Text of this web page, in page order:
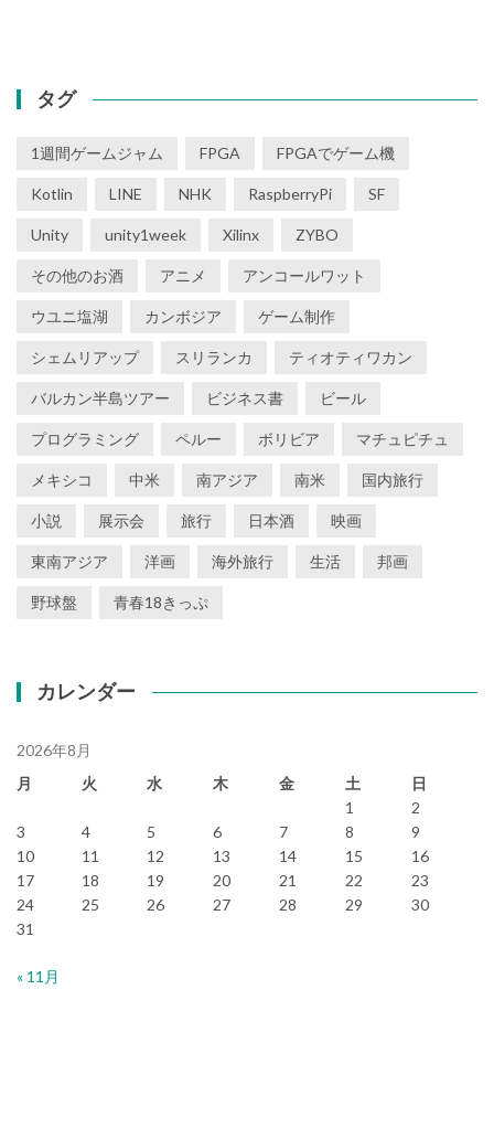
タグ
1週間ゲームジャム FPGA FPGAでゲーム機
Kotlin LINE NHK RaspberryPi SF
Unity unity1week Xilinx ZYBO
その他のお酒 アニメ アンコールワット
ウユニ塩湖 カンボジア ゲーム制作
シェムリアップ スリランカ ティオティワカン
バルカン半島ツアー ビジネス書 ビール
プログラミング ペルー ボリビア マチュピチュ
メキシコ 中米 南アジア 南米 国内旅行
小説 展示会 旅行 日本酒 映画
東南アジア 洋画 海外旅行 生活 邦画
野球盤 青春18きっぷ
カレンダー
2026年8月
月
火 水 木 金 土
日
1
2
3
4 5 6 7 8
9
10
11 12 13 14 15
16
17
18 19 20 21 22
23
24
25 26 27 28 29
30
31
« 11月